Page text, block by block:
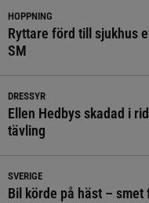
HOPPNING
Ryttare förd till sjukhus
SM
DRESSYR
Ellen Hedbys skadad i
tävling
SVERIGE
Bil körde på häst – smet